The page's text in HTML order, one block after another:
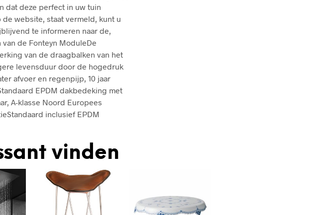
dat deze perfect in uw tuin
website, staat vermeld, kunt u
te informeren naar de,
de Fonteyn ModuleDe
van de draagbalken van het
levensduur door de hogedruk
afvoer en regenpijp, 10 jaar
EPDM dakbedeking met
A-klasse Noord Europees
inclusief EPDM
vinden